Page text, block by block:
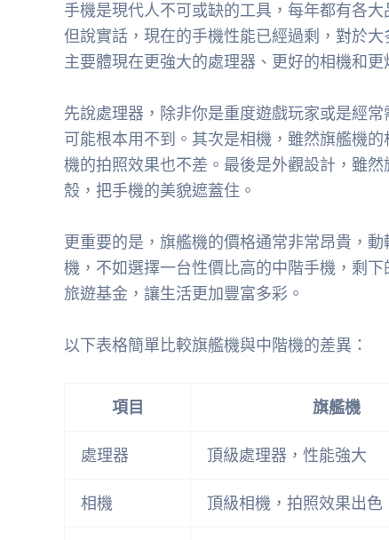
手機是現代人不可或缺的工具，每年都有各
但說實話，現在的手機性能已經過剩，對於
主要體現在更強大的處理器、更好的相機和
先說處理器，除非你是重度遊戲玩家或是經
可能根本用不到。其次是相機，雖然旗艦機
機的拍照效果也不差。最後是外觀設計，雖
殼，把手機的美貌遮蓋住。
更重要的是，旗艦機的價格通常非常昂貴，
機，不如選擇一台性價比高的中階手機，剩
旅遊基金，讓生活更加豐富多彩。
以下表格簡單比較旗艦機與中階機的差異：
項目 旗艦機
處理器 頂級處理器，性能強大
相機 頂級相機，拍照效果出色